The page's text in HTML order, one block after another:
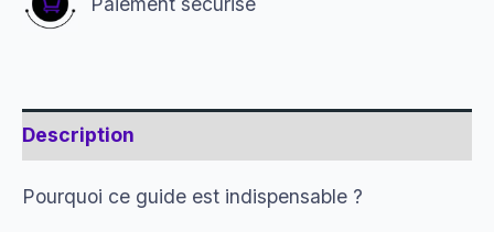
Description
Pourquoi ce guide est indispensable ?